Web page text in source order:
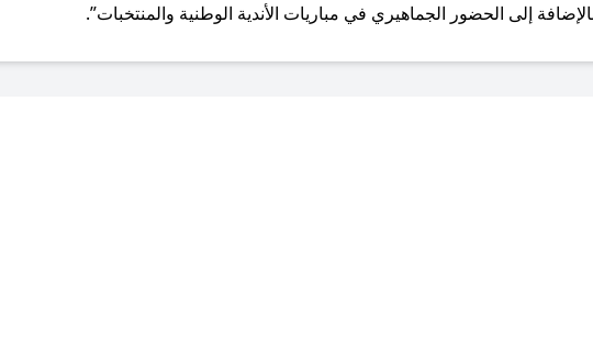
إلى الحضور الجماهيري في مباريات الأندية الوطنية والمنتخبات”.